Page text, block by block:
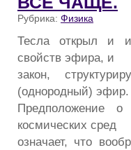
Рубрика: Физика
Тесла открыл и
свойств эфира, и
закон,
(однородный) эфир.
Предположение
космических сред
означает, что